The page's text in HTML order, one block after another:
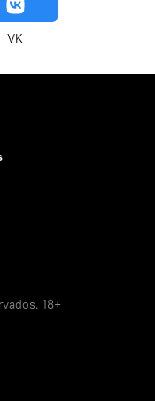
VK
18+